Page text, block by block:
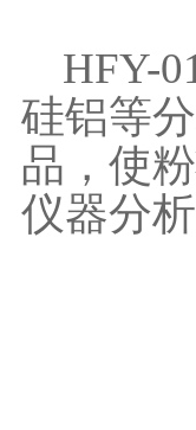
HFY-
硅铝等
品，使
仪器分